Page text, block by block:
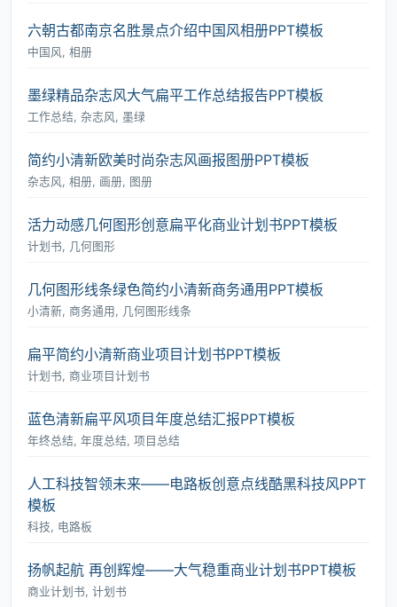
六朝古都南京名胜景点介绍中国风相册PPT模板
中国风, 相册
墨绿精品杂志风大气扁平工作总结报告PPT模板
工作总结, 杂志风, 墨绿
简约小清新欧美时尚杂志风画报图册PPT模板
杂志风, 相册, 画册, 图册
活力动感几何图形创意扁平化商业计划书PPT模板
计划书, 几何图形
几何图形线条绿色简约小清新商务通用PPT模板
小清新, 商务通用, 几何图形线条
扁平简约小清新商业项目计划书PPT模板
计划书, 商业项目计划书
蓝色清新扁平风项目年度总结汇报PPT模板
年终总结, 年度总结, 项目总结
人工科技智领未来――电路板创意点线酷黑科技风PPT
模板
科技, 电路板
扬帆起航 再创辉煌――大气稳重商业计划书PPT模板
商业计划书, 计划书